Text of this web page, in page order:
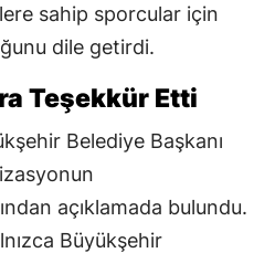
sahip sporcular için
dile getirdi.
Teşekkür Etti
Belediye Başkanı
açıklamada bulundu.
Büyükşehir